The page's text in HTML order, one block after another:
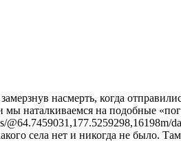
насмерть, когда
мы наталкиваемся на подобные
@64.7459031,177.5259298,16198m/
села нет и никогда не было.